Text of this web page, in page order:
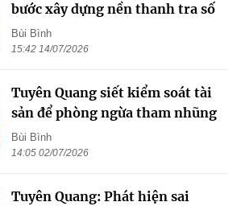
bước xây dựng nền thanh tra số
Bùi Bình
15:42 14/07/2026
Tuyên Quang siết kiểm soát tài
sản để phòng ngừa tham nhũng
Bùi Bình
14:05 02/07/2026
Tuyên Quang: Phát hiện sai